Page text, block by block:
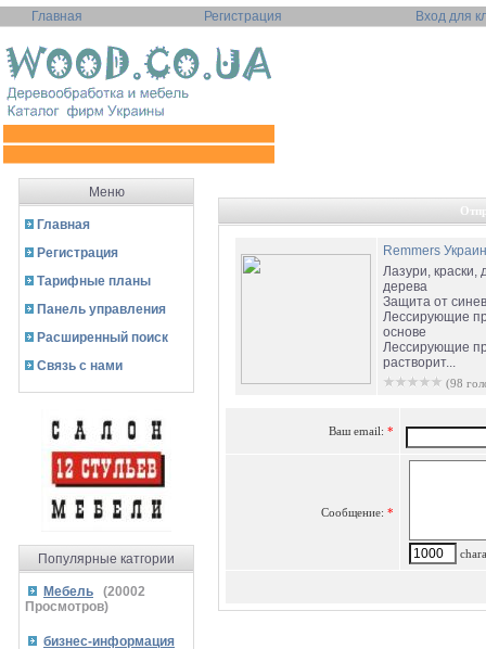
Главная Регистрация Вход для
Меню
Главная
Регистрация
Тарифные планы
Панель управления
Расширенный поиск
Связь с нами
Популярные катгории
Мебель (20002
Просмотров)
бизнес-информация
Remmers
Лазури, краски,
дерева
Защита от
Лессирующие
основе
Лессирующие
растворит...
(98
Ваш email: *
Сообщение: *